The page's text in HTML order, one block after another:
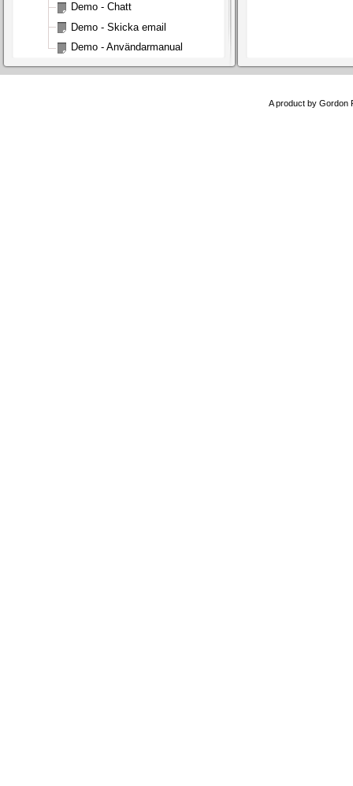
Demo - Chatt
Demo - Skicka email
Demo - Användarmanual
A product by Gordon